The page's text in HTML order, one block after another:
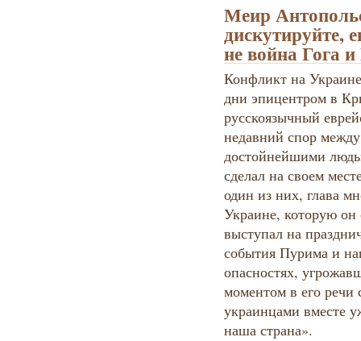
Меир
дискутируйте,
не война Гога
Конфликт на
дни эпицентром в
русскоязычный
недавний спор
достойнейшими
сделал на своем
один из них, глава
Украине, которую он
выступал на
события Пурима и
опасностях,
моментом в его
украинцами вместе
наша страна».